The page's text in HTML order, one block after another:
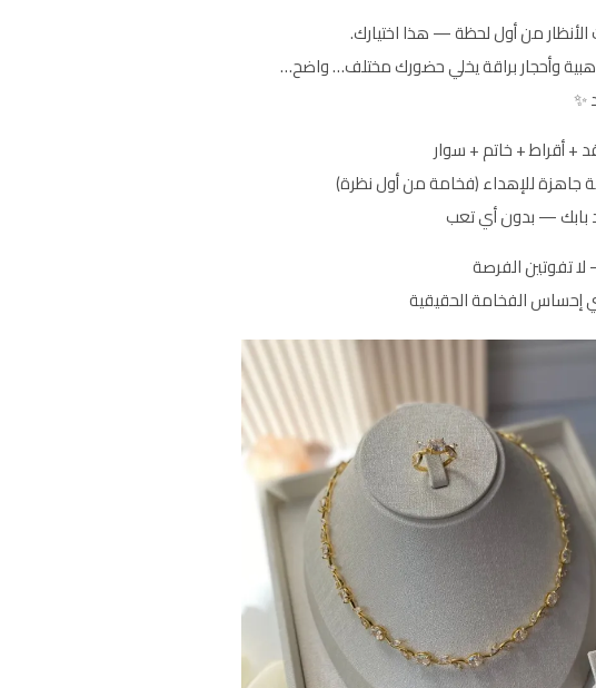
الأنظار من أول لحظة — هذا اختيارك.
وأحجار براقة يخلي حضورك مختلف… واضح…
✨
أقراط + خاتم + سوار
جاهزة للإهداء (فخامة من أول نظرة)
بابك — بدون أي تعب
تفوتين الفرصة
إحساس الفخامة الحقيقية